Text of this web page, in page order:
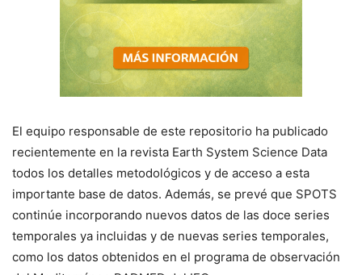
El equipo responsable de este repositorio ha publicado
recientemente en la revista Earth System Science Data
todos los detalles metodológicos y de acceso a esta
importante base de datos. Además, se prevé que SPOTS
continúe incorporando nuevos datos de las doce series
temporales ya incluidas y de nuevas series temporales,
como los datos obtenidos en el programa de observación